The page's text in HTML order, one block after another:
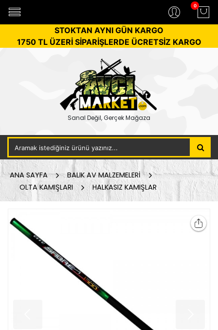
0
STOKTAN AYNI GÜN KARGO
1750 TL ÜZERİ SİPARİŞLERDE ÜCRETSİZ KARGO
Sanal Değil, Gerçek Mağaza
ANA SAYFA
BALIK AV MALZEMELERİ
OLTA KAMIŞLARI
HALKASIZ KAMIŞLAR